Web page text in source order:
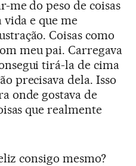
me do peso de coisas
e que me
Coisas como
meu pai. Carregava
tirá-la de cima
precisava dela. Isso
onde gostava de
que realmente
consigo mesmo?